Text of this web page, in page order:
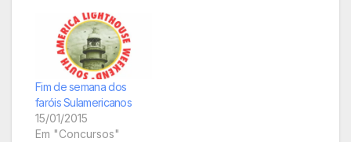
Fim de semana dos
faróis Sulamericanos
15/01/2015
Em "Concursos"